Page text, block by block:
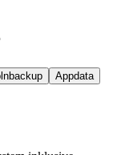
Appdata